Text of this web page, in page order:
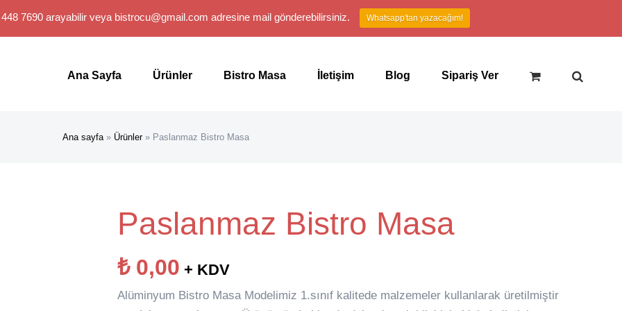
Search
Ana Sayfa Ürünler Bistro Masa İletişim Blog Sipariş Ver
Ana sayfa» Ürünler» Paslanmaz Bistro Masa
Paslanmaz Bistro Masa
₺0,00 + KDV
Alüminyum Bistro Masa Modelimiz 1.sınıf kalitede malzemeler kullanlarak üretilmiştir
7690 arayabilir veya bistrocu@gmail.com adresine mail gönderebilirsiniz. Whatsapp'tan yazacağım!